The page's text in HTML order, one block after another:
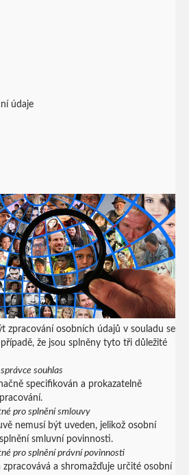
údaje
zpracování osobních údajů v souladu se
že jsou splněny tyto tři důležité
souhlas
specifikován a prokazatelně
pro splnění smlouvy
nemusí být uveden, jelikož osobní
smluvní povinnosti.
pro splnění právní povinnosti
zpracovává a shromažďuje určité osobní